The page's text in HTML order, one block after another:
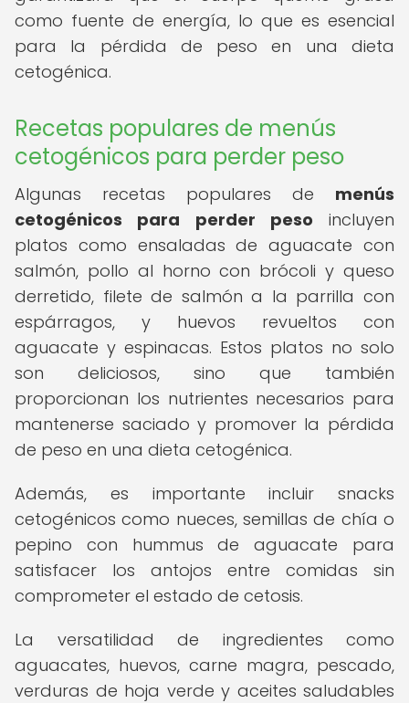
como fuente de energía, lo que es esencial
para la pérdida de peso en una dieta
cetogénica.
Recetas populares de menús
cetogénicos para perder peso
Algunas recetas populares de menús
cetogénicos para perder peso incluyen
platos como ensaladas de aguacate con
salmón, pollo al horno con brócoli y queso
derretido, filete de salmón a la parrilla con
espárragos, y huevos revueltos con
aguacate y espinacas. Estos platos no solo
son deliciosos, sino que también
proporcionan los nutrientes necesarios para
mantenerse saciado y promover la pérdida
de peso en una dieta cetogénica.
Además, es importante incluir snacks
cetogénicos como nueces, semillas de chía o
pepino con hummus de aguacate para
satisfacer los antojos entre comidas sin
comprometer el estado de cetosis.
La versatilidad de ingredientes como
aguacates, huevos, carne magra, pescado,
verduras de hoja verde y aceites saludables